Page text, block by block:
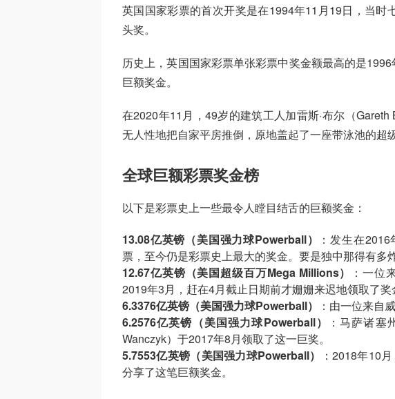
英国国家彩票的首次开奖是在1994年11月19日，当时
头奖。
历史上，英国国家彩票单张彩票中奖金额最高的是
巨额奖金。
在2020年11月，49岁的建筑工人加雷斯·布尔（
无人性地把自家平房推倒，原地盖起了一座带泳池的超
全球巨额彩票奖金榜
以下是彩票史上一些最令人瞠目结舌的巨额奖金：
13.08亿英镑（美国强力球Powerball）
：发生在
票，至今仍是彩票史上最大的奖金。要是独中那得有多
12.67亿英镑（美国超级百万Mega Millions）
：一位
2019年3月，赶在4月截止日期前才姗姗来迟地领取了奖
6.3376亿英镑（美国强力球Powerball）
：由一位来自
6.2576亿英镑（美国强力球Powerball）
：马萨诸塞
Wanczyk）于2017年8月领取了这一巨奖。
5.7553亿英镑（美国强力球Powerball）
：2018年10
分享了这笔巨额奖金。